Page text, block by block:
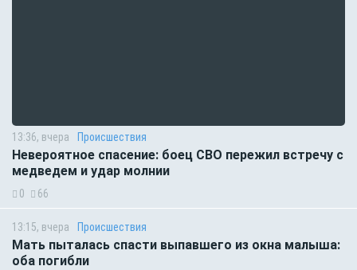
13:36, вчера Происшествия
Невероятное спасение: боец СВО пережил встречу с
медведем и удар молнии
0 66
13:15, вчера Происшествия
Мать пыталась спасти выпавшего из окна малыша:
оба погибли